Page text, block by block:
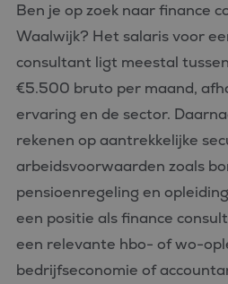
Ben je op zoek naar finance
Waalwijk? Het salaris voor
consultant ligt meestal
€5.500 bruto per maand,
ervaring en de sector.
rekenen op aantrekkelijke
arbeidsvoorwaarden zoals
pensioenregeling en
een positie als finance
een relevante hbo- of wo-
bedrijfseconomie of